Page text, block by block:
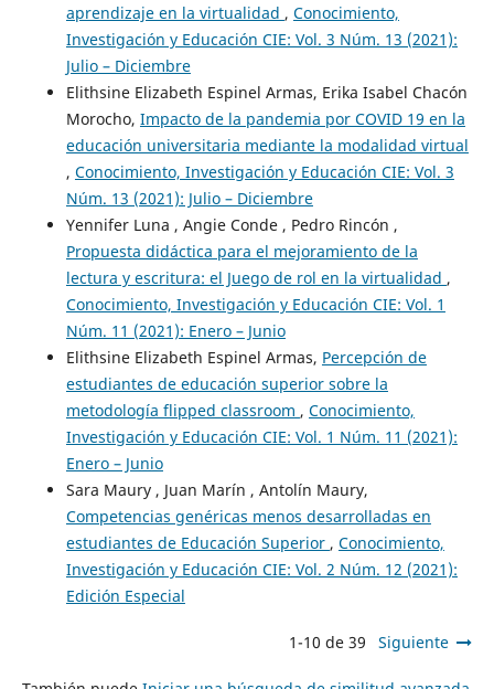
aprendizaje en la virtualidad , Conocimiento,
Investigación y Educación CIE: Vol. 3 Núm. 13 (2021):
Julio – Diciembre
Elithsine Elizabeth Espinel Armas, Erika Isabel Chacón
Morocho, Impacto de la pandemia por COVID 19 en la
educación universitaria mediante la modalidad virtual
, Conocimiento, Investigación y Educación CIE: Vol. 3
Núm. 13 (2021): Julio – Diciembre
Yennifer Luna , Angie Conde , Pedro Rincón ,
Propuesta didáctica para el mejoramiento de la
lectura y escritura: el Juego de rol en la virtualidad ,
Conocimiento, Investigación y Educación CIE: Vol. 1
Núm. 11 (2021): Enero – Junio
Elithsine Elizabeth Espinel Armas, Percepción de
estudiantes de educación superior sobre la
metodología flipped classroom , Conocimiento,
Investigación y Educación CIE: Vol. 1 Núm. 11 (2021):
Enero – Junio
Sara Maury , Juan Marín , Antolín Maury,
Competencias genéricas menos desarrolladas en
estudiantes de Educación Superior , Conocimiento,
Investigación y Educación CIE: Vol. 2 Núm. 12 (2021):
Edición Especial
1-10 de 39 Siguiente